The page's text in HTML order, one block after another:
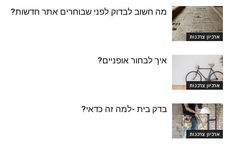
ארכיון צרכנות
מה חשוב לבדוק לפני שבוחרים אתר חדשות?
ארכיון צרכנות
איך לבחור אופניים?
ארכיון צרכנות
בדק בית -למה זה כדאי?